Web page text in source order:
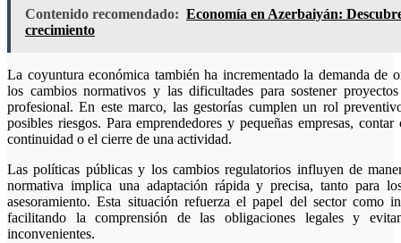
Contenido recomendado: Economía en Azerbaiyán:
crecimiento
La coyuntura económica también ha incrementado la demanda de
los cambios normativos y las dificultades para sostener
profesional. En este marco, las gestorías cumplen un rol
posibles riesgos. Para emprendedores y pequeñas empresas,
continuidad o el cierre de una actividad.
Las políticas públicas y los cambios regulatorios influyen de
normativa implica una adaptación rápida y precisa, tanto para
asesoramiento. Esta situación refuerza el papel del sector como
facilitando la comprensión de las obligaciones legales y
inconvenientes.